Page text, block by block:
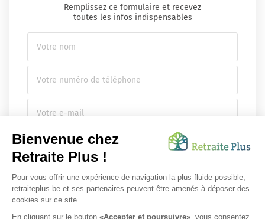
Remplissez ce formulaire et recevez
toutes les infos indispensables
Envoyer ma demande
Nous vous infsdgsormons de l'existence de la liste d'opposition
au démarchage téléphonique.